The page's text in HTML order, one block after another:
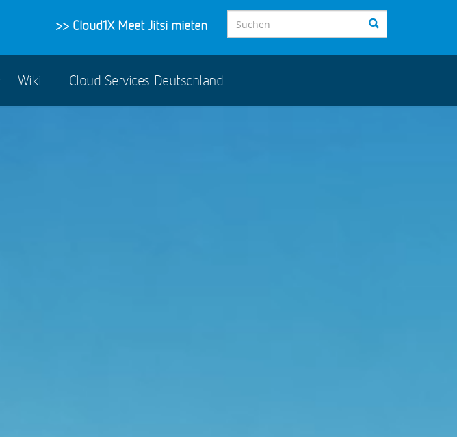
Wiki Cloud Services Deutschland
>> Cloud1X Meet Jitsi mieten